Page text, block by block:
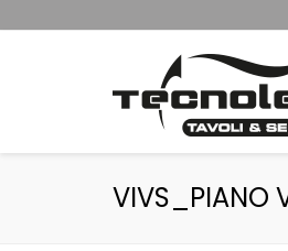
VIVS_PIANO